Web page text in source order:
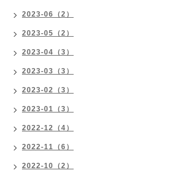
2023-06（2）
2023-05（2）
2023-04（3）
2023-03（3）
2023-02（3）
2023-01（3）
2022-12（4）
2022-11（6）
2022-10（2）